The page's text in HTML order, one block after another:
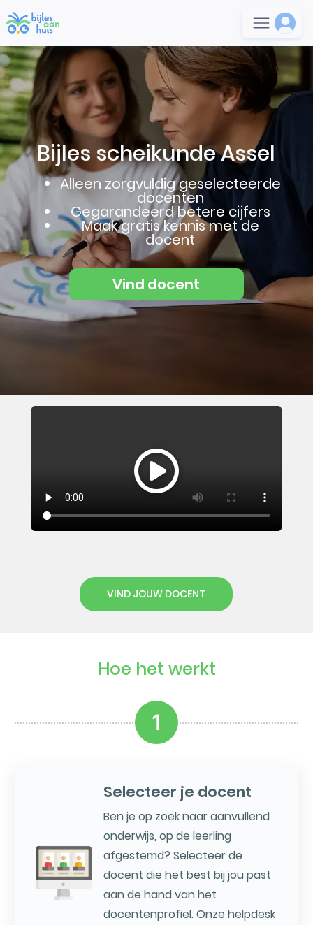
Bijles scheikunde Assel
Alleen zorgvuldig geselecteerde
docenten
Gegarandeerd betere cijfers
Maak gratis kennis met de
docent
Vind docent
VIND JOUW DOCENT
Hoe het werkt
1
Selecteer je docent
Ben je op zoek naar aanvullend
onderwijs, op de leerling
afgestemd? Selecteer de
docent die het best bij jou past
aan de hand van het
docentenprofiel. Onze helpdesk